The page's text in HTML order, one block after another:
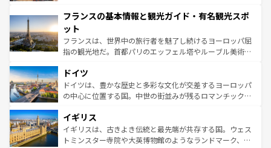
ませてくれるイタリアで、忘れられない旅をしてみよう！
なお、新着のイタリア情報は
しい。
文化が根付くこの国では、情熱的なフラメンコ、熱気あふ
れる闘牛、そして美味しいタパスが生活の一部となってい
る。首都マドリードの洗練された雰囲気や、バルセロナの
アートに溢れた街角から、地方では古代ローマ遺跡や中世
せる。地方によって風土や気候が異なるスペインはその個
性で訪れる人を魅了する。 なお、新着のスペイン情報は コ
ンテンツ一覧を参照してほしい。
フランスの基本情報と観光ガイド・有名観光スポ
ット
フランスは、世界中の旅行者を魅了し続けるヨーロッパ屈
指の観光地だ。首都パリのエッフェル塔やルーブル美術館
で、幅広い魅力が詰まっている。華麗な宮殿、歴史的な大
聖堂、美しいビーチ、そして豊かな自然が、訪れる者を心
から魅了する。また、フランスは美食の国としても知ら
いる。シャンパンの発祥地であるランス、プロヴァンスの
香り高いラベンダー畑など、多彩な楽しみ方が可能だ。さ
らに、パリ以外の地域にも魅力が溢れており、どの街角に
ドイツ
ドイツは、豊かな歴史と多彩な文化が交差するヨーロッパ
の中心に位置する国。中世の街並みが残るロマンチック街
顔を持つこの国は、どこを歩いても飽きることがない。ベ
ルリンの文化的活気、バイエルン州のアルプスの絶景、そ
してライン川沿いのワイン畑といった風景は必見。ビール
イギリス
イギリスは、古きよき伝統と最先端が共存する国。ウェス
トミンスター寺院や大英博物館のようなランドマーク、歴